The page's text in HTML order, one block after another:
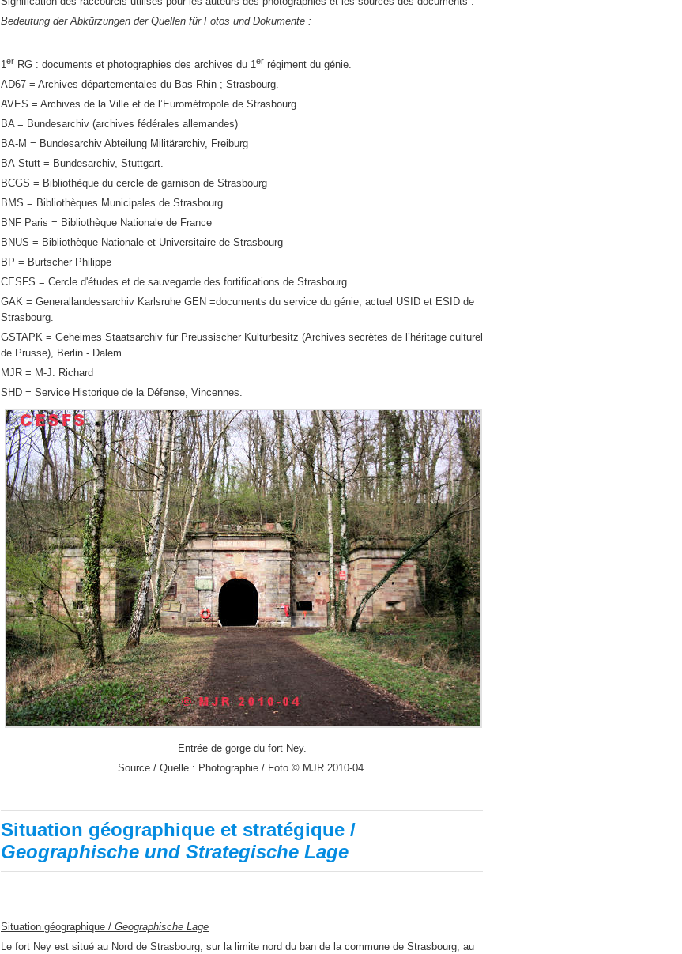
Bedeutung der Abkürzungen der Quellen für Fotos und Dokumente :
1er RG : documents et photographies des archives du 1er régiment du génie.
AD67 = Archives départementales du Bas-Rhin ; Strasbourg.
AVES = Archives de la Ville et de l’Eurométropole de Strasbourg.
BA = Bundesarchiv (archives fédérales allemandes)
BA-M = Bundesarchiv Abteilung Militärarchiv, Freiburg
BA-Stutt = Bundesarchiv, Stuttgart.
BCGS = Bibliothèque du cercle de garnison de Strasbourg
BMS = Bibliothèques Municipales de Strasbourg.
BNF Paris = Bibliothèque Nationale de France
BNUS = Bibliothèque Nationale et Universitaire de Strasbourg
BP = Burtscher Philippe
CESFS = Cercle d'études et de sauvegarde des fortifications de Strasbourg
GAK = Generallandessarchiv Karlsruhe GEN =documents du service du génie, actuel USID et ESID de
Strasbourg.
GSTAPK = Geheimes Staatsarchiv für Preussischer Kulturbesitz (Archives secrètes de l’héritage culturel
de Prusse), Berlin - Dalem.
MJR = M-J. Richard
SHD = Service Historique de la Défense, Vincennes.
Entrée de gorge du fort Ney.
Source / Quelle : Photographie / Foto © MJR 2010-04.
Situation géographique et stratégique /
Geographische und Strategische Lage
Situation géographique / Geographische Lage
Le fort Ney est situé au Nord de Strasbourg, sur la limite nord du ban de la commune de Strasbourg, au